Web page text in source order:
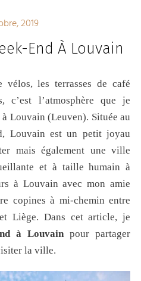
2019
End À Louvain
c’est l’atmosphère que je
Louvain (Leuven). Située au
Louvain est un petit joyau
mais également une ville
et à taille humain à
à Louvain avec mon amie
copines à mi-chemin entre
Liège. Dans cet article, je
à Louvain pour partager
la ville.